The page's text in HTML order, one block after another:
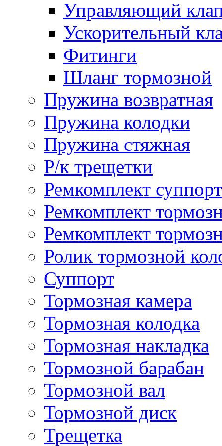
Управляющий
Ускорительный
Фитинги
Шланг тормозной
Пружина возвратная
Пружина колодки
Пружина стяжная
Р/к трещетки
Ремкомплект
Ремкомплект
Ремкомплект
Ролик тормозной
Суппорт
Тормозная камера
Тормозная колодка
Тормозная накладка
Тормозной барабан
Тормозной вал
Тормозной диск
Трещетка